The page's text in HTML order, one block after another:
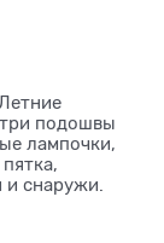
подошвы
лампочки,
и снаружи.